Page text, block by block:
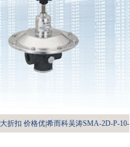
折扣 价格优|希而科吴涛SMA-2D-P-10-